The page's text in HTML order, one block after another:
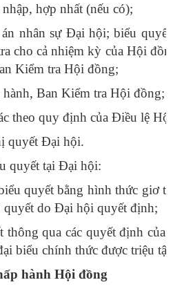
hợp nhất (nếu có);
nhân sự Đại hội; biểu
cho cả nhiệm kỳ của Hội
Kiểm tra Hội đồng;
hành, Ban Kiểm tra Hội đồng;
theo quy định của Điều lệ
quyết Đại hội.
quyết tại Đại hội:
quyết bằng hình thức giơ
do Đại hội quyết định;
thông qua các quyết định
biểu chính thức được triệu
hành Hội đồng